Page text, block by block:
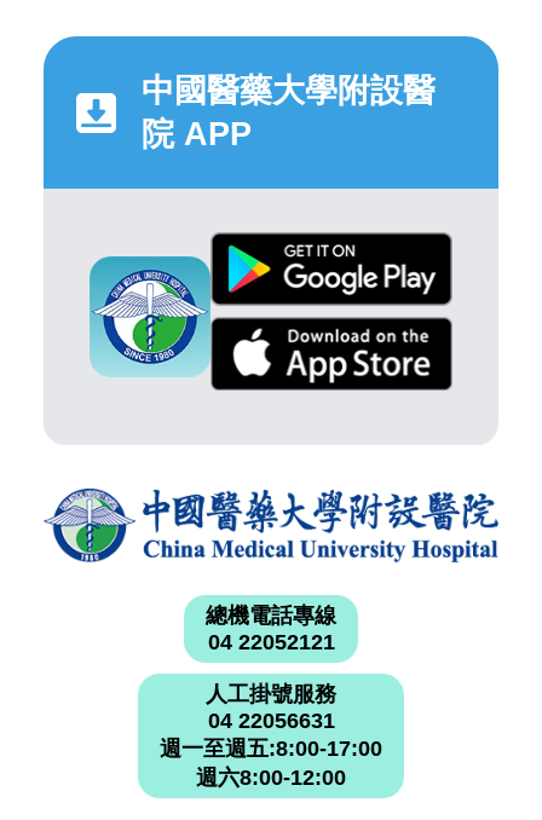
中國醫藥大學附設醫
院 APP
總機電話專線
04 22052121
人工掛號服務
04 22056631
週一至週五:8:00-17:00
週六8:00-12:00